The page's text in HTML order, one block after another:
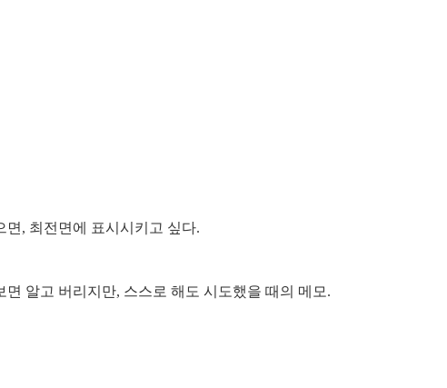
, 최전면에 표시시키고 싶다.
알고 버리지만, 스스로 해도 시도했을 때의 메모.